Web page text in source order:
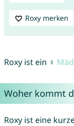
Roxy merken
Roxy ist ein ♀
Woher kommt
Roxy ist eine